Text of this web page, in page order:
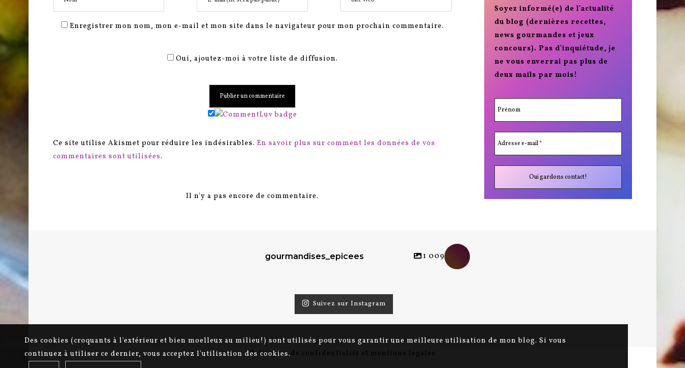
Enregistrer mon nom, mon e-mail et mon site dans le navigateur pour mon prochain commentaire.
Oui, ajoutez-moi à votre liste de diffusion.
Ce site utilise Akismet pour réduire les indésirables. En savoir plus sur comment les données de vos
commentaires sont utilisées.
Il n'y a pas encore de commentaire.
Soyez informé(e) de l'actualité
du blog (dernières recettes,
news gourmandes et jeux
concours). Pas d'inquiétude, je
ne vous enverrai pas plus de
deux mails par mois!
gourmandises_epicees 1 009
Suivez sur Instagram
Politiques de confidentialité et mentions légales
Des cookies (croquants à l'extérieur et bien moelleux au milieu!) sont utilisés pour vous garantir une meilleure utilisation de mon blog. Si vous
continuez à utiliser ce dernier, vous acceptez l'utilisation des cookies.